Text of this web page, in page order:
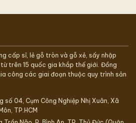
cấp sỉ, lẻ gỗ tròn và gỗ xẻ, sấy nhập
trên 15 quốc gia khắp thế giới. Đồng
công các giai đoạn thuộc quy trình sản
số 04, Cụm Công Nghiệp Nhị Xuân, Xã
TP.HCM